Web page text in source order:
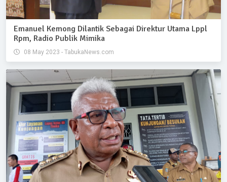
Emanuel Kemong Dilantik Sebagai Direktur Utama Lppl
Rpm, Radio Publik Mimika
08 May 2023 - TabukaNews.com